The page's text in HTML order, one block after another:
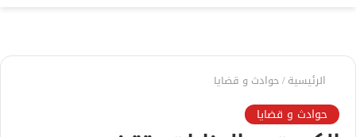
الرئيسية/حوادث و قضايا
حوادث و قضايا